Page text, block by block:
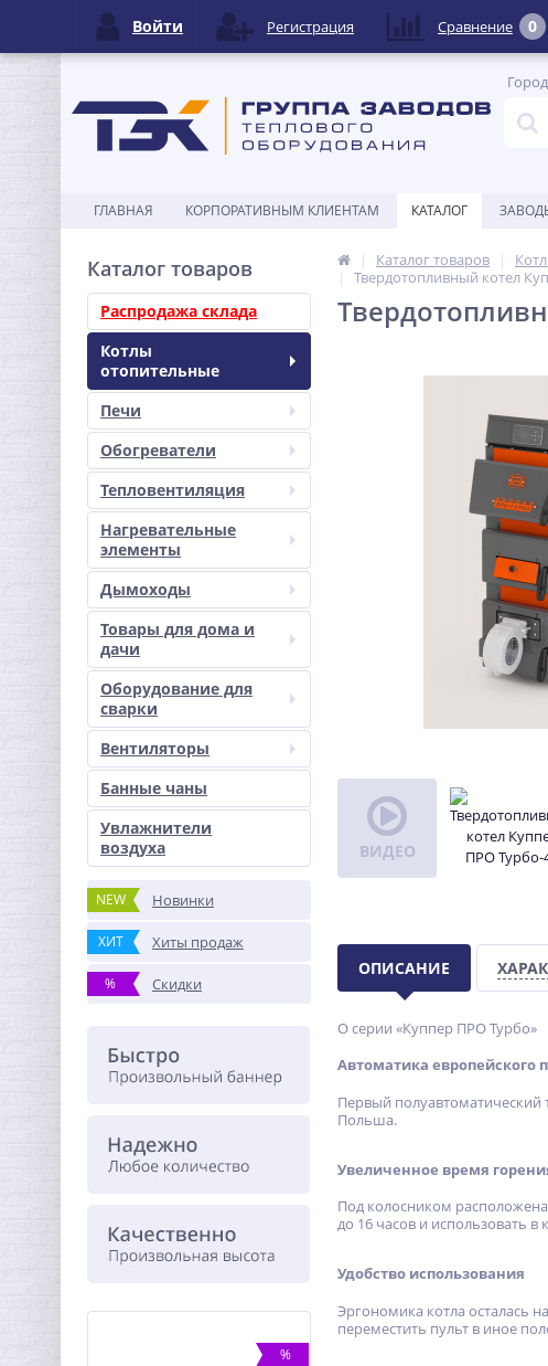
ГЛАВНАЯ КОРПОРАТИВНЫМ КЛИЕНТАМ КАТАЛОГ
Каталог товаров
Распродажа склада
Котлы
отопительные
Печи
Обогреватели
Тепловентиляция
Нагревательные
элементы
Дымоходы
Товары для дома и
дачи
Оборудование для
сварки
Вентиляторы
Банные чаны
Увлажнители
воздуха
NEW Новинки
ХИТ Хиты продаж
% Скидки
%
Каталог товаров
Твердотопливный котел
ВИДЕО
ОПИСАНИЕ
О серии «Куппер ПРО Турбо»
Автоматика европейского
Первый полуавтоматический
Польша.
Увеличенное время
Под колосником расположена
до 16 часов и использовать
Удобство использования
Эргономика котла осталась
переместить пульт в иное
Войти Регистрация Сравнение 0